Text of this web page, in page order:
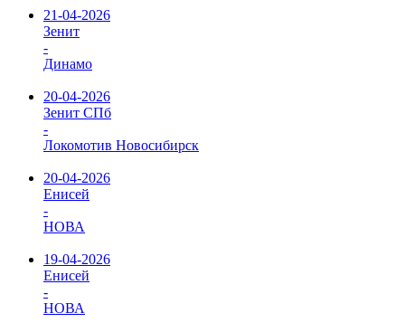
21-04-2026
Зенит
-
Динамо
20-04-2026
Зенит СПб
-
Локомотив Новосибирск
20-04-2026
Енисей
-
НОВА
19-04-2026
Енисей
-
НОВА